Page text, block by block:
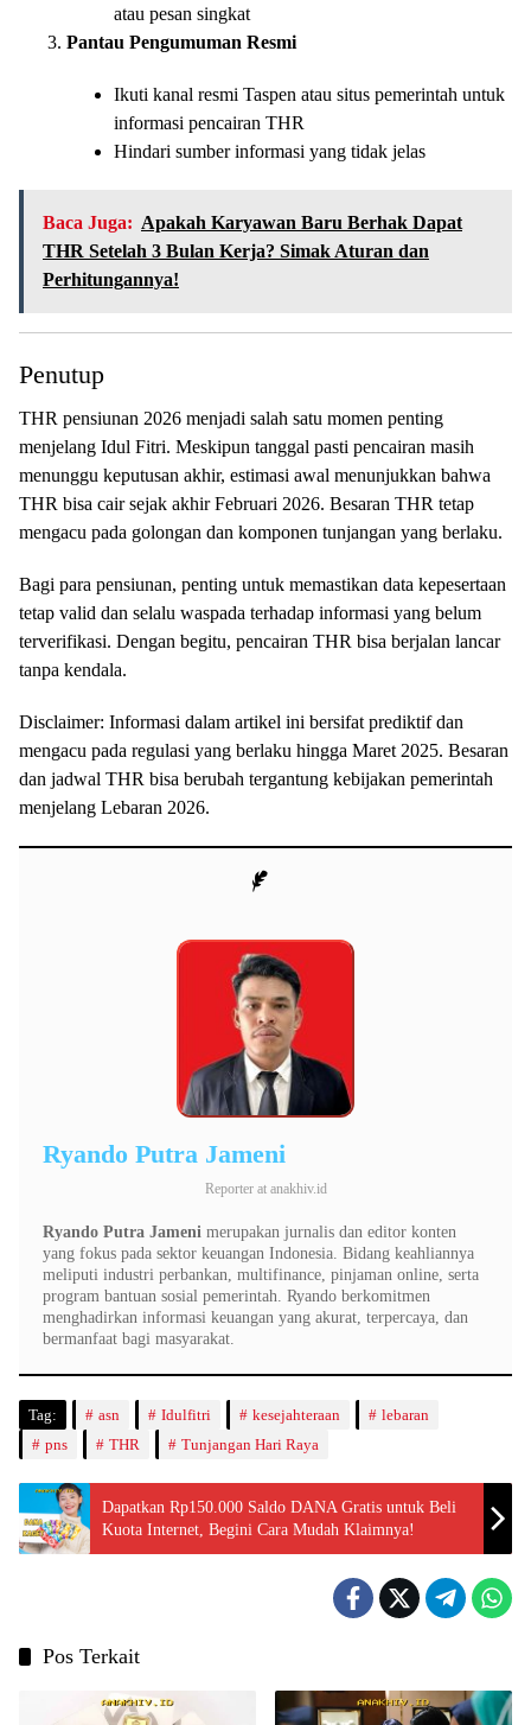
atau pesan singkat
Pantau Pengumuman Resmi
Ikuti kanal resmi Taspen atau situs pemerintah untuk
informasi pencairan THR
Hindari sumber informasi yang tidak jelas
Baca Juga: Apakah Karyawan Baru Berhak Dapat
THR Setelah 3 Bulan Kerja? Simak Aturan dan
Perhitungannya!
Penutup
THR pensiunan 2026 menjadi salah satu momen penting
menjelang Idul Fitri. Meskipun tanggal pasti pencairan masih
menunggu keputusan akhir, estimasi awal menunjukkan bahwa
THR bisa cair sejak akhir Februari 2026. Besaran THR tetap
mengacu pada golongan dan komponen tunjangan yang berlaku.
Bagi para pensiunan, penting untuk memastikan data kepesertaan
tetap valid dan selalu waspada terhadap informasi yang belum
terverifikasi. Dengan begitu, pencairan THR bisa berjalan lancar
tanpa kendala.
Disclaimer: Informasi dalam artikel ini bersifat prediktif dan
mengacu pada regulasi yang berlaku hingga Maret 2025. Besaran
dan jadwal THR bisa berubah tergantung kebijakan pemerintah
menjelang Lebaran 2026.
Ryando Putra Jameni
Reporter at anakhiv.id
Ryando Putra Jameni merupakan jurnalis dan editor konten
yang fokus pada sektor keuangan Indonesia. Bidang keahliannya
meliputi industri perbankan, multifinance, pinjaman online, serta
program bantuan sosial pemerintah. Ryando berkomitmen
menghadirkan informasi keuangan yang akurat, terpercaya, dan
bermanfaat bagi masyarakat.
Tag: asn Idulfitri kesejahteraan
lebaran
pns
THR Tunjangan Hari Raya
Dapatkan Rp150.000 Saldo DANA Gratis untuk Beli
Kuota Internet, Begini Cara Mudah Klaimnya!
Pos Terkait